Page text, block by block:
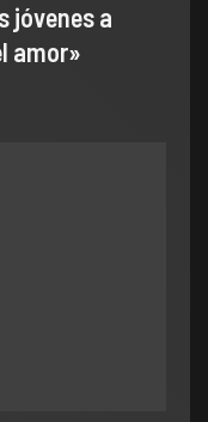
jóvenes a
amor»